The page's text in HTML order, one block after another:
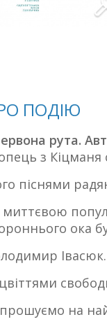
ПОДІЮ
рута.
з
піснями
миттєвою
ока
на